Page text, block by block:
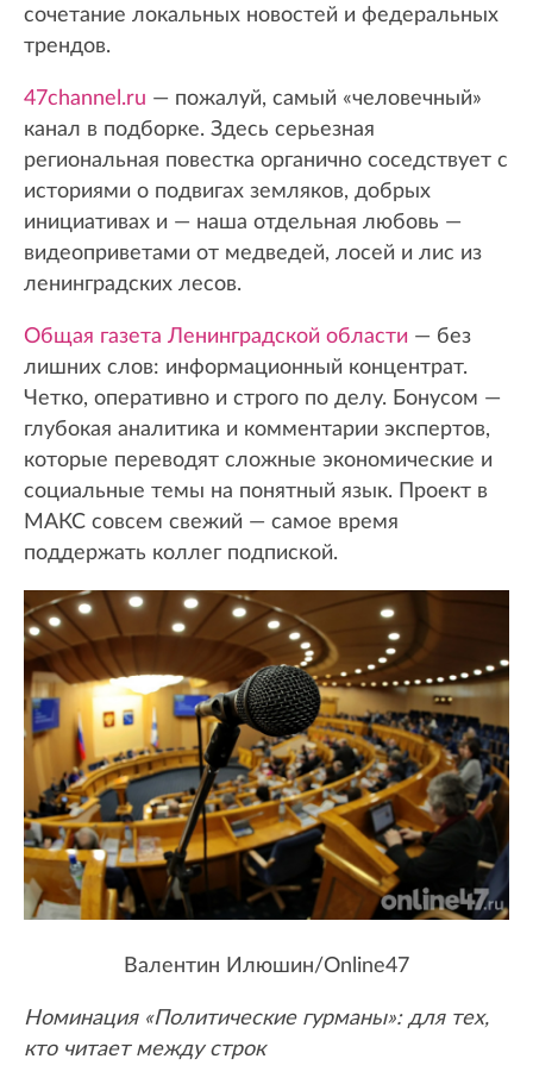
сочетание локальных новостей и федеральных
трендов.
47channel.ru — пожалуй, самый «человечный»
канал в подборке. Здесь серьезная
региональная повестка органично соседствует с
историями о подвигах земляков, добрых
инициативах и — наша отдельная любовь —
видеоприветами от медведей, лосей и лис из
ленинградских лесов.
Общая газета Ленинградской области — без
лишних слов: информационный концентрат.
Четко, оперативно и строго по делу. Бонусом —
глубокая аналитика и комментарии экспертов,
которые переводят сложные экономические и
социальные темы на понятный язык. Проект в
МАКС совсем свежий — самое время
поддержать коллег подпиской.
Валентин Илюшин/Online47
Номинация «Политические гурманы»: для тех,
кто читает между строк